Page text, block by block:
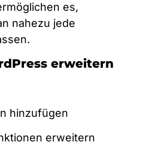
es,
nahezu jede
erweitern
hinzufügen
erweitern